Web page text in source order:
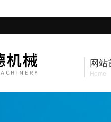
网站
Home